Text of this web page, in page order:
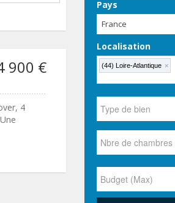
900 €
4
Pays
France
Localisation
(44) Loire-Atlantique ×